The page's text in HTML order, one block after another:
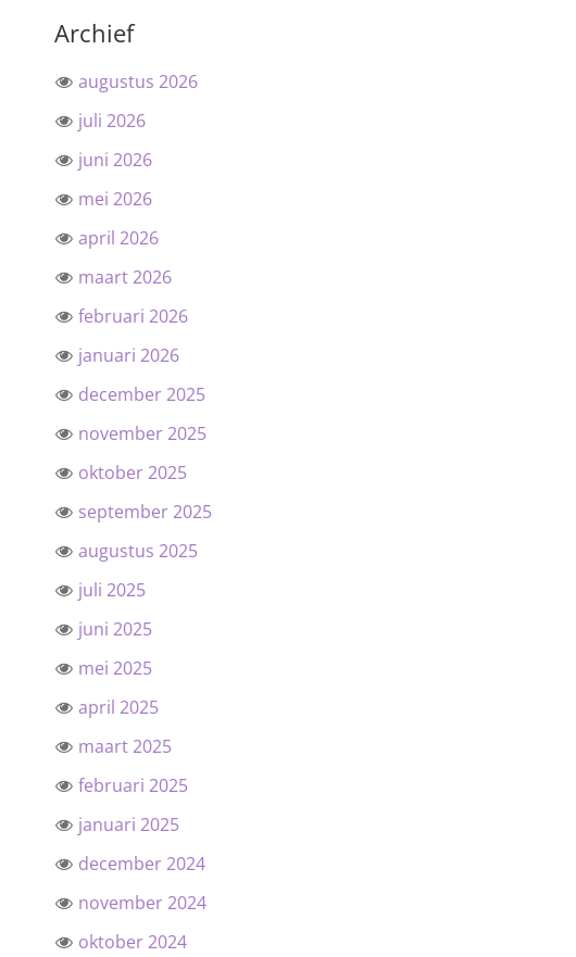
Archief
augustus 2026
juli 2026
juni 2026
mei 2026
april 2026
maart 2026
februari 2026
januari 2026
december 2025
november 2025
oktober 2025
september 2025
augustus 2025
juli 2025
juni 2025
mei 2025
april 2025
maart 2025
februari 2025
januari 2025
december 2024
november 2024
oktober 2024